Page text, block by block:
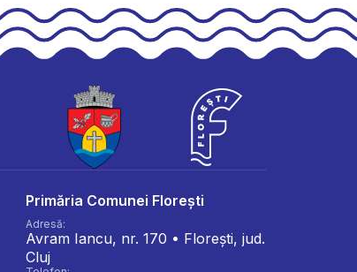
Primăria Comunei Florești
Adresă:
Avram Iancu, nr. 170 • Florești, jud.
Cluj